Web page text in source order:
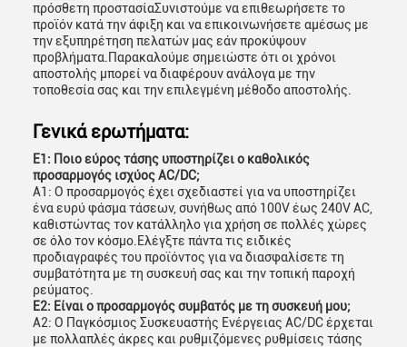
πρόσθετη προστασίαΣυνιστούμε να επιθεωρήσετε το
προϊόν κατά την άφιξη και να επικοινωνήσετε αμέσως με
την εξυπηρέτηση πελατών μας εάν προκύψουν
προβλήματα.Παρακαλούμε σημειώστε ότι οι χρόνοι
αποστολής μπορεί να διαφέρουν ανάλογα με την
τοποθεσία σας και την επιλεγμένη μέθοδο αποστολής.
Γενικά ερωτήματα:
Ε1: Ποιο εύρος τάσης υποστηρίζει ο καθολικός
προσαρμογός ισχύος AC/DC;
Α1: Ο προσαρμογός έχει σχεδιαστεί για να υποστηρίζει
ένα ευρύ φάσμα τάσεων, συνήθως από 100V έως 240V AC,
καθιστώντας τον κατάλληλο για χρήση σε πολλές χώρες
σε όλο τον κόσμο.Ελέγξτε πάντα τις ειδικές
προδιαγραφές του προϊόντος για να διασφαλίσετε τη
συμβατότητα με τη συσκευή σας και την τοπική παροχή
ρεύματος.
Ε2: Είναι ο προσαρμογός συμβατός με τη συσκευή μου;
Α2: Ο Παγκόσμιος Συσκευαστής Ενέργειας AC/DC έρχεται
με πολλαπλές άκρες και ρυθμιζόμενες ρυθμίσεις τάσης